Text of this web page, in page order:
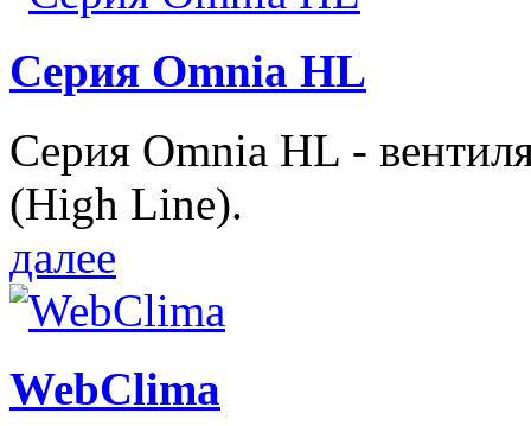
Серия Omnia HL
Серия Omnia HL -
(High Line).
далее
WebClima